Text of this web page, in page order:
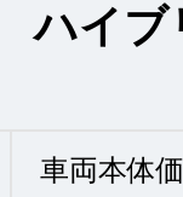
ハイブ
車両本体